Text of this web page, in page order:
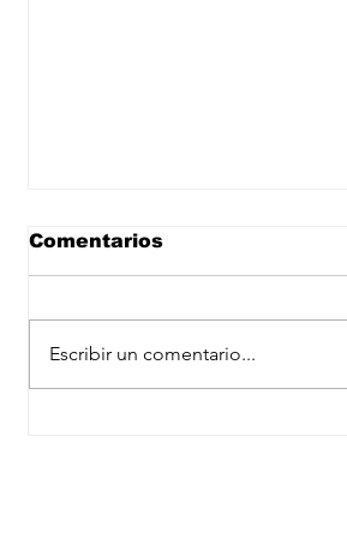
Comentarios
Escribir un comentario...